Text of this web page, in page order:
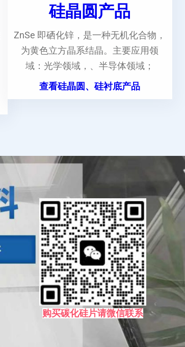
硅晶圆产品
ZnSe 即硒化锌，是一种无机化合物，
为黄色立方晶系结晶。主要应用领
域：光学领域，、半导体领域；
查看硅晶圆、硅衬底产品
购买碳化硅片请微信联系